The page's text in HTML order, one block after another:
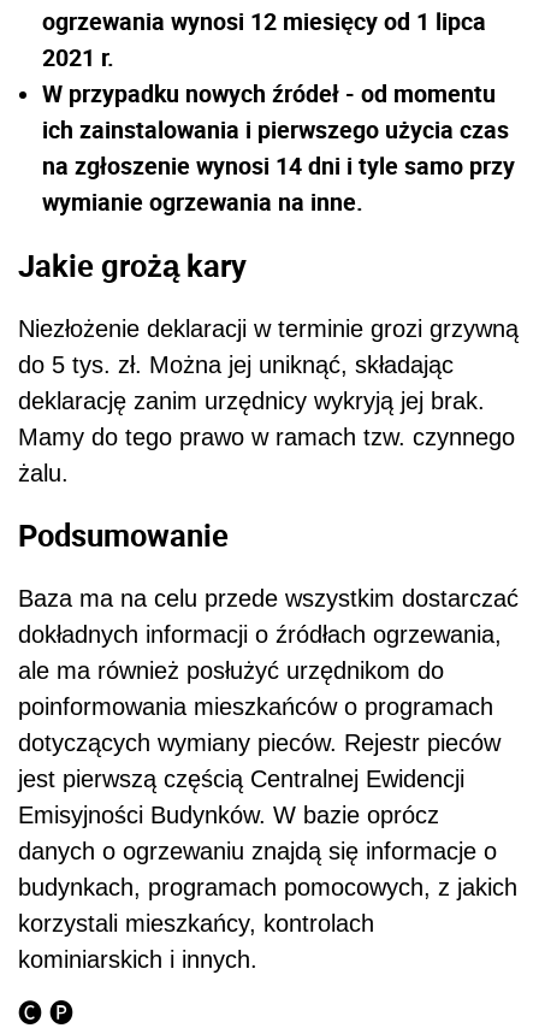
ogrzewania wynosi 12 miesięcy od 1 lipca
2021 r.
W przypadku nowych źródeł - od momentu
ich zainstalowania i pierwszego użycia czas
na zgłoszenie wynosi 14 dni i tyle samo przy
wymianie ogrzewania na inne.
Jakie grożą kary
Niezłożenie deklaracji w terminie grozi grzywną
do 5 tys. zł. Można jej uniknąć, składając
deklarację zanim urzędnicy wykryją jej brak.
Mamy do tego prawo w ramach tzw. czynnego
żalu.
Podsumowanie
Baza ma na celu przede wszystkim dostarczać
dokładnych informacji o źródłach ogrzewania,
ale ma również posłużyć urzędnikom do
poinformowania mieszkańców o programach
dotyczących wymiany pieców. Rejestr pieców
jest pierwszą częścią Centralnej Ewidencji
Emisyjności Budynków. W bazie oprócz
danych o ogrzewaniu znajdą się informacje o
budynkach, programach pomocowych, z jakich
korzystali mieszkańcy, kontrolach
kominiarskich i innych.
🅒 🅟